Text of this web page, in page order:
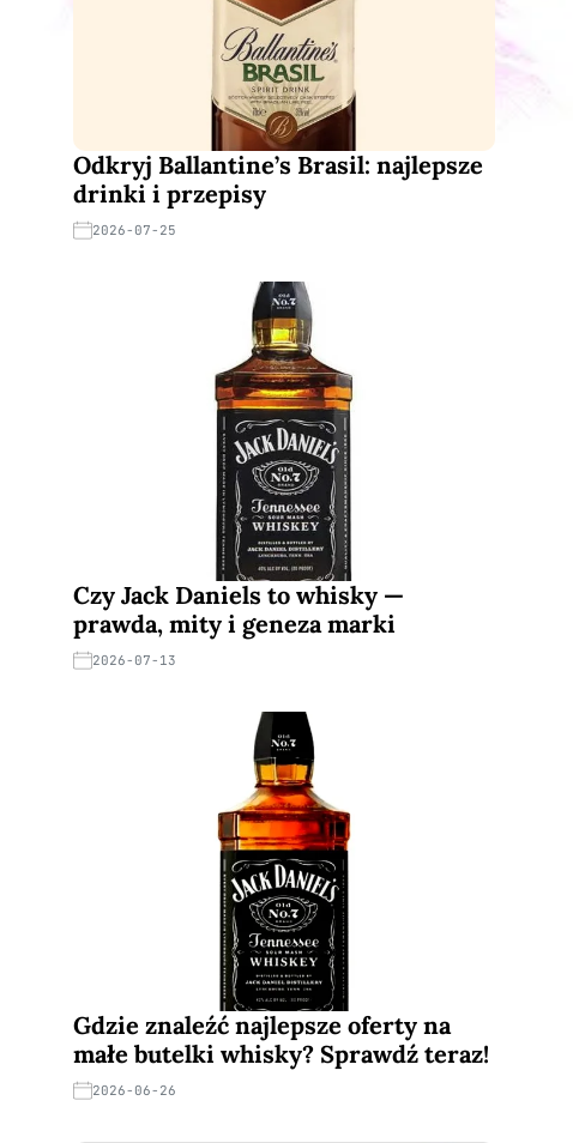
Odkryj Ballantine’s Brasil: najlepsze
drinki i przepisy
2026-07-25
Czy Jack Daniels to whisky —
prawda, mity i geneza marki
2026-07-13
Gdzie znaleźć najlepsze oferty na
małe butelki whisky? Sprawdź teraz!
2026-06-26